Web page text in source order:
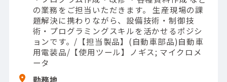
の業務をご担当いただきます。 生産現場の課
題解決に携わりながら、設備技術・制御技
術・プログラミングスキルを活かせるポジシ
ョンです。/【担当製品】(自動車部品)自動車
用電装品/【使用ツール】ノギス; マイクロメ
ータ
勤務地